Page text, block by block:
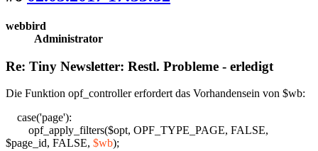
webbird
Administrator
Re: Tiny Newsletter: Restl. Probleme - erledigt
Die Funktion opf_controller erfordert das Vorhandensein von $wb:
case('page'):
opf_apply_filters($opt, OPF_TYPE_PAGE, FALSE,
$page_id, FALSE, $wb);